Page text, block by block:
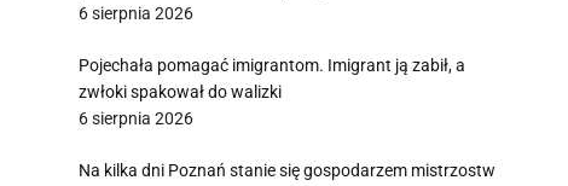
6 sierpnia 2026
Pojechała pomagać imigrantom. Imigrant ją zabił, a
zwłoki spakował do walizki
6 sierpnia 2026
Na kilka dni Poznań stanie się gospodarzem mistrzostw